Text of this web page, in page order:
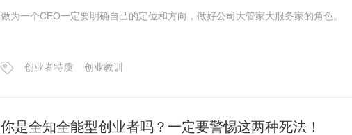
做为一个CEO一定要明确自己的定位和方向，做好公司大管家大服务家的角色。
创业者特质 创业教训
你是全知全能型创业者吗？一定要警惕这两种死法！